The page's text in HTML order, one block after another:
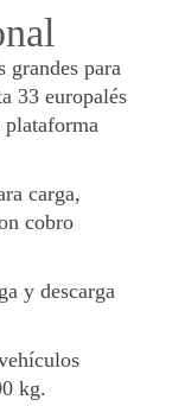
para
33 europalés
plataforma
carga,
cobro
y descarga
kg.